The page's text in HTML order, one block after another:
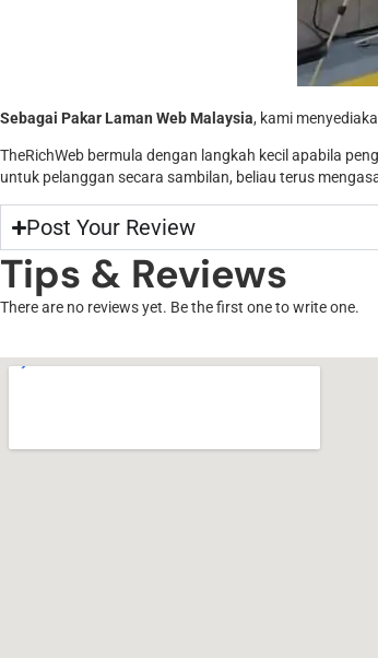
Sebagai Pakar Laman Web Malaysia, kami
TheRichWeb bermula dengan langkah kecil apabila
untuk pelanggan secara sambilan, beliau terus
Post Your Review
Tips & Reviews
There are no reviews yet. Be the first one to write one.